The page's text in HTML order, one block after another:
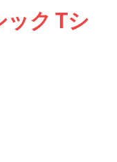
ック Tシ